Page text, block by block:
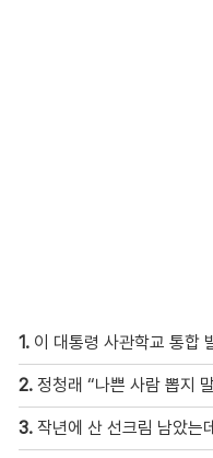
1. 이 대통령 사관학교 통합 발
2. 정청래 “나쁜 사람 뽑지 말
3. 작년에 산 선크림 남았는